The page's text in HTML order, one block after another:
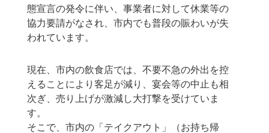
態宣言の発令に伴い、事業者に対して休業等の
協力要請がなされ、市内でも普段の賑わいが失
われています。
現在、市内の飲食店では、不要不急の外出を控
えることにより客足が減り、宴会等の中止も相
次ぎ、売り上げが激減し大打撃を受けていま
す。
そこで、市内の「テイクアウト」（お持ち帰